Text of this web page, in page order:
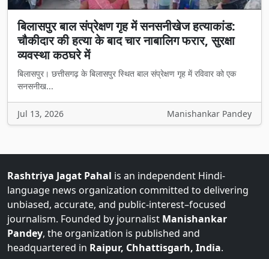
बिलासपुर बाल संप्रेक्षण गृह में सनसनीखेज हत्याकांड:
चौकीदार की हत्या के बाद चार नाबालिग फरार, सुरक्षा
व्यवस्था कठघरे में
बिलासपुर। छत्तीसगढ़ के बिलासपुर स्थित बाल संप्रेक्षण गृह में रविवार को एक
सनसनीख...
Jul 13, 2026 Manishankar Pandey
Rashtriya Jagat Pahal is an independent Hindi-
language news organization committed to delivering
unbiased, accurate, and public-interest–focused
journalism. Founded by journalist Manishankar
Pandey, the organization is published and
headquartered in Raipur, Chhattisgarh, India.